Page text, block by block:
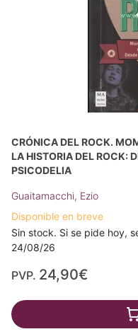
CRÓNICA DEL ROCK.
LA HISTORIA DEL ROCK:
PSICODELIA
Guaitamacchi, Ezio
Disponible en breve
Sin stock. Si se pide hoy,
24/08/26
PVP. 24,90€